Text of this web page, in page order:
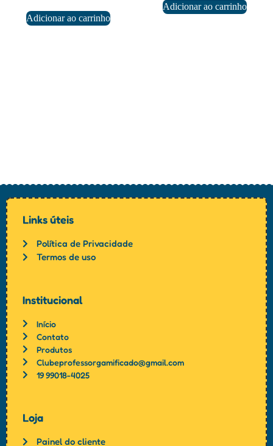
Adicionar ao carrinho
Adicionar ao carrinho
Links úteis
Política de Privacidade
Termos de uso
Institucional
Início
Contato
Produtos
Clubeprofessorgamificado@gmail.com
19 99018-4025
Loja
Painel do cliente